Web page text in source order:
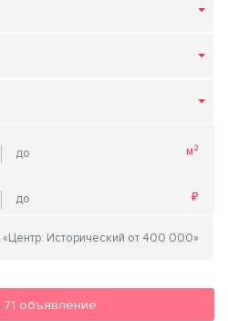
71 объявление